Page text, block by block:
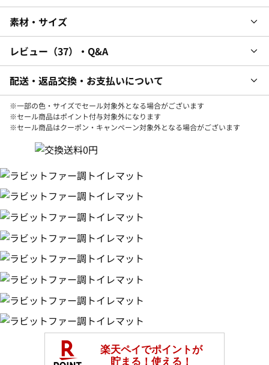
素材・サイズ
レビュー 37 ・Q&A
配送・返品交換・お支払いについて
※一部の色・サイズでセール対象外となる場合がございます
※セール商品はポイント付与対象外になります
※セール商品はクーポン・キャンペーン対象外となる場合がございます